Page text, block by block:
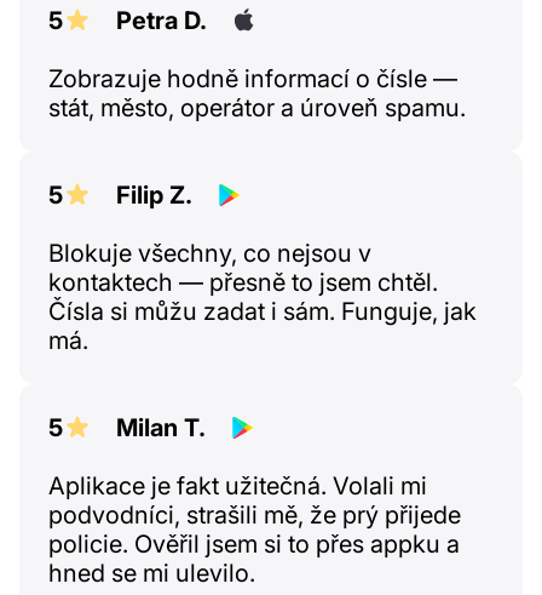
5
Petra D.
Zobrazuje hodně informací o čísle —
stát, město, operátor a úroveň spamu.
5
Filip Z.
Blokuje všechny, co nejsou v
kontaktech — přesně to jsem chtěl.
Čísla si můžu zadat i sám. Funguje, jak
má.
5
Milan T.
Aplikace je fakt užitečná. Volali mi
podvodníci, strašili mě, že prý přijede
policie. Ověřil jsem si to přes appku a
hned se mi ulevilo.